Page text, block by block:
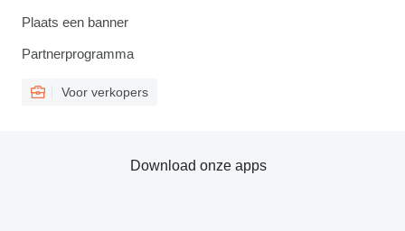
Plaats een banner
Partnerprogramma
Voor verkopers
Download onze apps